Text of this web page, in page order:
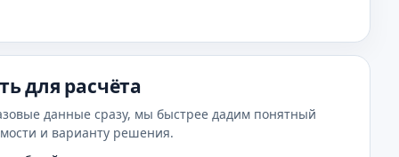
для расчёта
данные сразу, мы быстрее дадим понятный
и варианту решения.